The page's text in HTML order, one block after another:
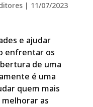
| 11/07/2023
e ajudar
enfrentar os
de uma
é uma
quem mais
as